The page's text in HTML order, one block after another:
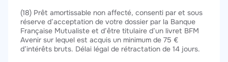
(18) Prêt amortissable non affecté, consenti par et sous
réserve d’acceptation de votre dossier par la Banque
Française Mutualiste et d’être titulaire d’un livret BFM
Avenir sur lequel est acquis un minimum de 75 €
d’intérêts bruts. Délai légal de rétractation de 14 jours.